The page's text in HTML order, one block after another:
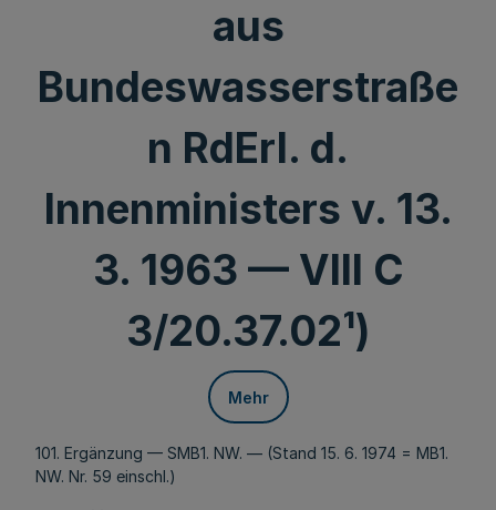
aus
Bundeswasserstraße
n RdErl. d.
Innenministers v. 13.
3. 1963 — VIII C
3/20.37.02¹)
Mehr
101. Ergänzung — SMB1. NW. — (Stand 15. 6. 1974 = MB1.
NW. Nr. 59 einschl.)